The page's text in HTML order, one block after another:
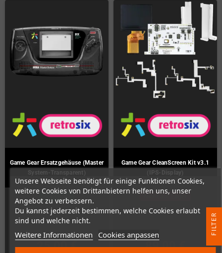
Unsere Webseite benötigt für einige Funktionen Cookies,
weitere Cookies von Drittanbietern helfen uns, unser
Angebot zu verbessern.
Du kannst jederzeit bestimmen, welche Cookies erlaubt
sind und welche nicht.
Weitere Informationen Cookies anpassen
Game Gear Ersatzgehäuse (Master
System-Transparent)
25,00 €
Game Gear CleanScreen Kit v3.1
(IPS-Display)
Nicht auf Lager
89,00 €
R